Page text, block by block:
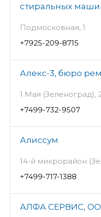
стиральных
Подмосковная, 1
+7925-209-8715
Алекс-3, бюро
1 Мая (Зеленоград),
+7499-732-9507
Алиссум
14-й микрорайон
+7499-717-1388
АЛФА СЕРВИС,